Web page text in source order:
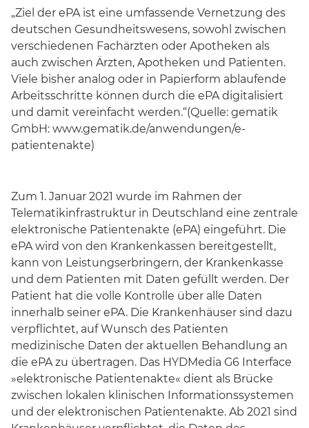
„Ziel der ePA ist eine umfassende Vernetzung des
deutschen Gesundheitswesens, sowohl zwischen
verschiedenen Fachärzten oder Apotheken als
auch zwischen Ärzten, Apotheken und Patienten.
Viele bisher analog oder in Papierform ablaufende
Arbeitsschritte können durch die ePA digitalisiert
und damit vereinfacht werden.“(Quelle: gematik
GmbH: www.gematik.de/anwendungen/e-
patientenakte)
Zum 1. Januar 2021 wurde im Rahmen der
Telematikinfrastruktur in Deutschland eine zentrale
elektronische Patientenakte (ePA) eingeführt. Die
ePA wird von den Krankenkassen bereitgestellt,
kann von Leistungserbringern, der Krankenkasse
und dem Patienten mit Daten gefüllt werden. Der
Patient hat die volle Kontrolle über alle Daten
innerhalb seiner ePA. Die Krankenhäuser sind dazu
verpflichtet, auf Wunsch des Patienten
medizinische Daten der aktuellen Behandlung an
die ePA zu übertragen. Das HYDMedia G6 Interface
»elektronische Patientenakte« dient als Brücke
zwischen lokalen klinischen Informationssystemen
und der elektronischen Patientenakte. Ab 2021 sind